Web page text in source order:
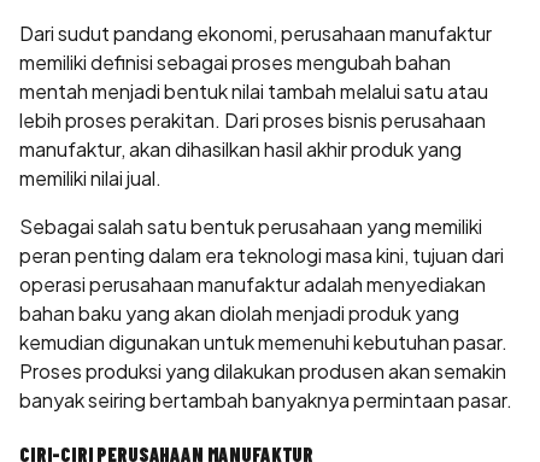
Dari sudut pandang ekonomi, perusahaan manufaktur
memiliki definisi sebagai proses mengubah bahan
mentah menjadi bentuk nilai tambah melalui satu atau
lebih proses perakitan. Dari proses bisnis perusahaan
manufaktur, akan dihasilkan hasil akhir produk yang
memiliki nilai jual.
Sebagai salah satu bentuk perusahaan yang memiliki
peran penting dalam era teknologi masa kini, tujuan dari
operasi perusahaan manufaktur adalah menyediakan
bahan baku yang akan diolah menjadi produk yang
kemudian digunakan untuk memenuhi kebutuhan pasar.
Proses produksi yang dilakukan produsen akan semakin
banyak seiring bertambah banyaknya permintaan pasar.
CIRI-CIRI PERUSAHAAN MANUFAKTUR